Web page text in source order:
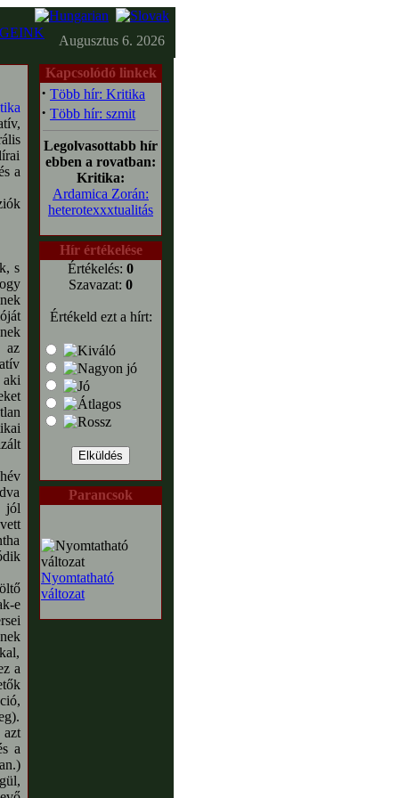
Augusztus 6. 2026
a
s
az
jól
e
a
a
Kapcsolódó linkek
· Több hír: Kritika
· Több hír: szmit
Legolvasottabb hír
ebben a rovatban:
Kritika:
Ardamica Zorán:
heterotexxxtualitás
Hír értékelése
Értékelés: 0
Szavazat: 0
Értékeld ezt a hírt:
Parancsok
Nyomtatható
változat